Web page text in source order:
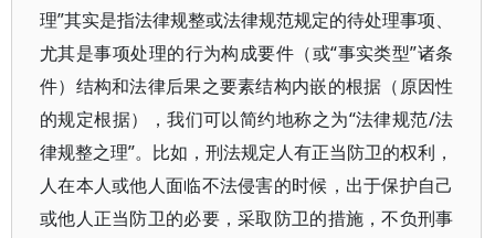
理”其实是指法律规整或法律规范规定的待处理事项、
尤其是事项处理的行为构成要件（或“事实类型”诸条
件）结构和法律后果之要素结构内嵌的根据（原因性
的规定根据），我们可以简约地称之为“法律规范/法
律规整之理”。比如，刑法规定人有正当防卫的权利，
人在本人或他人面临不法侵害的时候，出于保护自己
或他人正当防卫的必要，采取防卫的措施，不负刑事